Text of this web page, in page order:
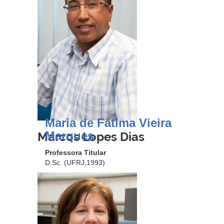
Marcos Lopes Dias
Maria de Fátima Vieira
Marques
Professora Titular
D.Sc. (UFRJ,1993)